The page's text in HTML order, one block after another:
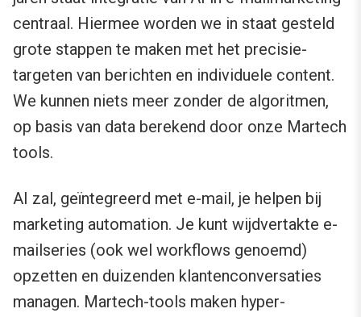
centraal. Hiermee worden we in staat gesteld
grote stappen te maken met het precisie-
targeten van berichten en individuele content.
We kunnen niets meer zonder de algoritmen,
op basis van data berekend door onze Martech
tools.
AI zal, geïntegreerd met e-mail, je helpen bij
marketing automation. Je kunt wijdvertakte e-
mailseries (ook wel workflows genoemd)
opzetten en duizenden klantenconversaties
managen. Martech-tools maken hyper-